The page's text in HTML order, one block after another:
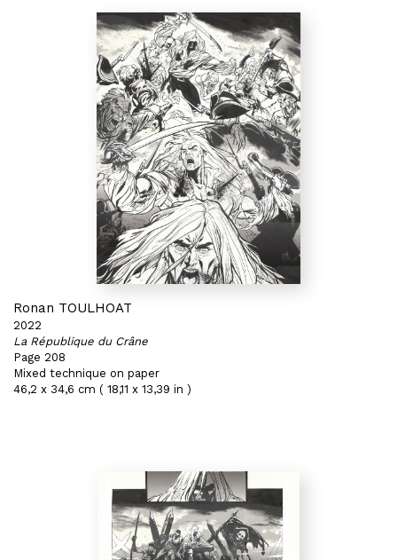
Ronan TOULHOAT
2022
La République du Crâne
Page 208
Mixed technique on paper
46,2 x 34,6 cm ( 18,11 x 13,39 in )